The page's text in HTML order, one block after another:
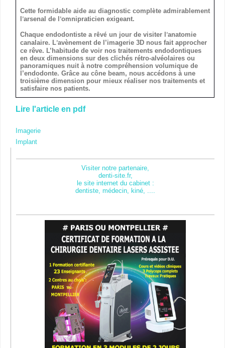
Cette formidable aide au diagnostic compl ète admirablement
’arsenal de l ’omnipraticien exigeant.
Chaque endodontiste a rêvé un jour de visiter l ’anatomie
canalaire. L’avènement de l’imagerie 3D nous fait approcher
ce rêve. L’habitude de voir nos traitements endodontiques
en deux dimensions sur des clichés rétro-alvéolaires ou
panoramiques nuit à notre compréhension volumique de
l’endodonte. Grâce au cône beam, nous accédons à une
troisième dimension pour mieux réaliser nos traitements et
satisfaire nos patients.
Lire l'article en pdf
Imagerie
Implant
Visiter notre partenaire,
denti-site.fr,
le site internet du cabinet :
dentiste, médecin, kiné, ....